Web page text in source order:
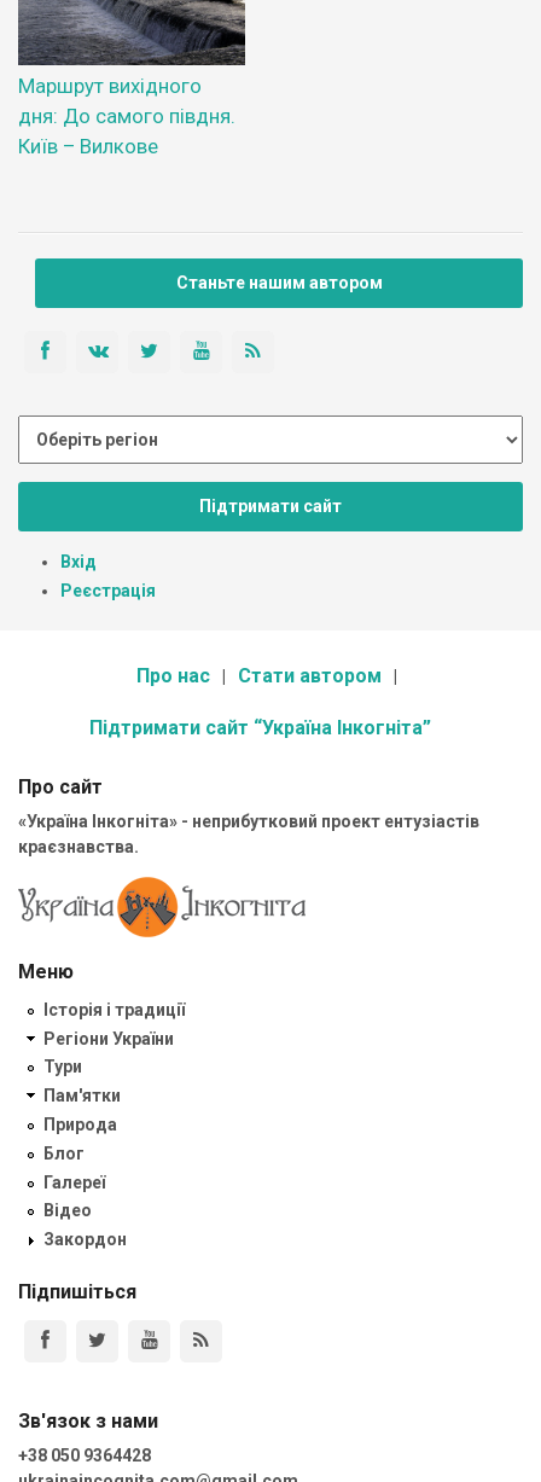
Маршрут вихідного
дня: До самого півдня.
Київ – Вилкове
Станьте нашим автором
Підтримати сайт
Вхід
Реєстрація
Про нас Стати автором
Підтримати сайт “Україна Інкогніта”
Про сайт
«Україна Інкогніта» - неприбутковий проект ентузіастів
краєзнавства.
Меню
Історія і традиції
Регіони України
Тури
Пам'ятки
Природа
Блог
Галереї
Відео
Закордон
Підпишіться
Зв'язок з нами
+38 050 9364428